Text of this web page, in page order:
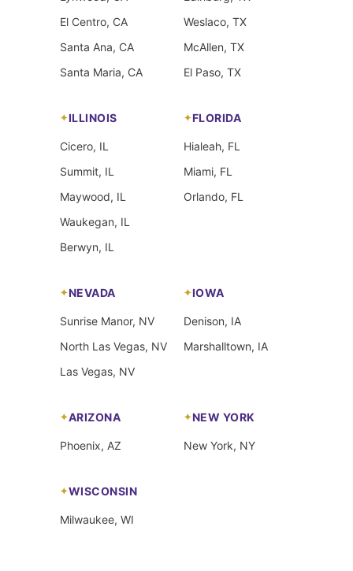
El Centro, CA
Santa Ana, CA
Santa Maria, CA
Weslaco, TX
McAllen, TX
El Paso, TX
ILLINOIS
Cicero, IL
Summit, IL
Maywood, IL
Waukegan, IL
Berwyn, IL
FLORIDA
Hialeah, FL
Miami, FL
Orlando, FL
NEVADA
Sunrise Manor, NV
North Las Vegas, NV
Las Vegas, NV
IOWA
Denison, IA
Marshalltown, IA
ARIZONA
Phoenix, AZ
NEW YORK
New York, NY
WISCONSIN
Milwaukee, WI